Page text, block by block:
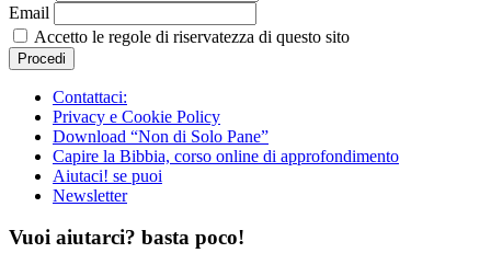
Email
Accetto le regole di riservatezza di questo sito
Contattaci:
Privacy e Cookie Policy
Download “Non di Solo Pane”
Capire la Bibbia, corso online di approfondimento
Aiutaci! se puoi
Newsletter
Vuoi aiutarci? basta poco!